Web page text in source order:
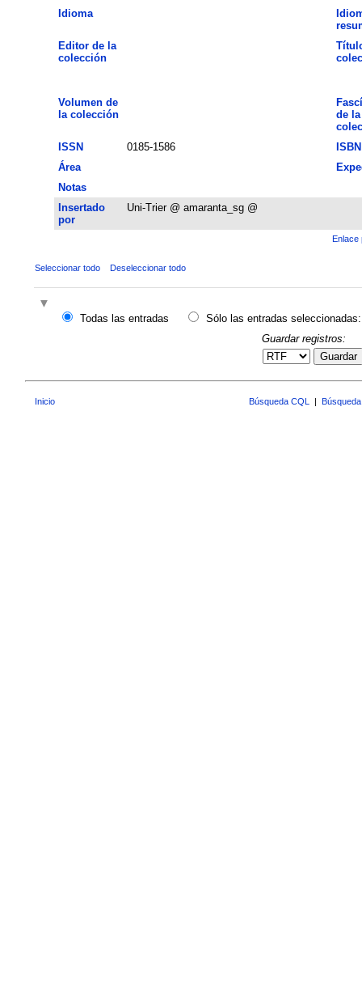
Idioma
Editor de la
colección
Volumen de
la colección
de la
ISSN
0185-1586
ISBN
Área
Notas
Insertado
por
Uni-Trier @ amaranta_sg @
Enlace
Seleccionar todo Deseleccionar todo
Todas las entradas
Sólo las entradas seleccionadas:
Guardar registros:
Guardar
Inicio Búsqueda CQL